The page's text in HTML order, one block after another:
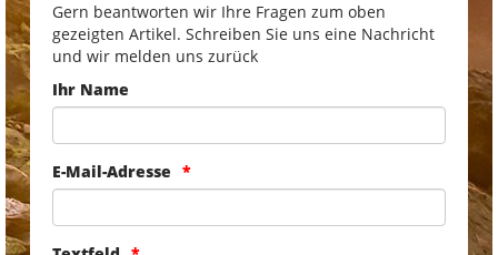
Gern beantworten wir Ihre Fragen zum oben
gezeigten Artikel. Schreiben Sie uns eine Nachricht
und wir melden uns zurück
Ihr Name
E-Mail-Adresse